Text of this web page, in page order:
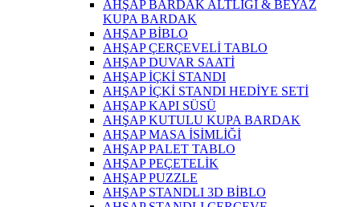
AHŞAP BARDAK ALTLIĞI & BEYAZ
KUPA BARDAK
AHŞAP BİBLO
AHŞAP ÇERÇEVELİ TABLO
AHŞAP DUVAR SAATİ
AHŞAP İÇKİ STANDI
AHŞAP İÇKİ STANDI HEDİYE SETİ
AHŞAP KAPI SÜSÜ
AHŞAP KUTULU KUPA BARDAK
AHŞAP MASA İSİMLİĞİ
AHŞAP PALET TABLO
AHŞAP PEÇETELİK
AHŞAP PUZZLE
AHŞAP STANDLI 3D BİBLO